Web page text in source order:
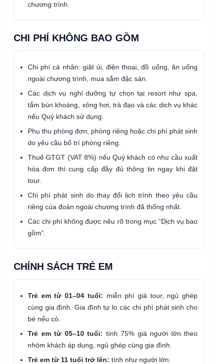
chương trình.
CHI PHÍ KHÔNG BAO GỒM
Chi phí cá nhân: giặt ủi, điện thoại, đồ uống, ăn uống
ngoài chương trình, mua sắm đặc sản.
Các dịch vụ nghỉ dưỡng tự chọn tại resort như spa,
tắm bùn khoáng, xông hơi, trà đạo và các dịch vụ khác
nếu Quý khách sử dụng.
Phụ thu phòng đơn, phòng riêng hoặc chi phí phát sinh
do yêu cầu bố trí phòng riêng.
Thuế GTGT (VAT 8%) nếu Quý khách có nhu cầu xuất
hóa đơn thì cung cấp đầy đủ thông tin ngay khi đặt
tour.
Chi phí phát sinh do thay đổi lịch trình theo yêu cầu
riêng của đoàn ngoài chương trình đã thống nhất.
Các chi phí không được nêu rõ trong mục “Dịch vụ bao
gồm”.
CHÍNH SÁCH TRẺ EM
Trẻ em từ 01–04 tuổi: miễn phí giá tour, ngủ ghép
cùng gia đình. Gia đình tự lo các chi phí phát sinh cho
bé nếu có.
Trẻ em từ 05–10 tuổi: tính 75% giá người lớn theo
nhóm khách áp dụng, ngủ ghép cùng gia đình.
Trẻ em từ 11 tuổi trở lên: tính như người lớn.